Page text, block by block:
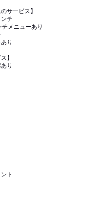
サービス】
チ
メニューあり
り
】
り
ト